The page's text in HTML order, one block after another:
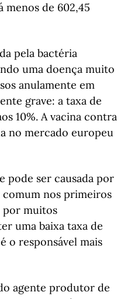
menos de 602,45
pela bactéria
uma doença muito
anulamente em
grave: a taxa de
10%. A vacina contra
no mercado europeu
pode ser causada por
nos primeiros
por muitos
uma baixa taxa de
o responsável mais
agente produtor de